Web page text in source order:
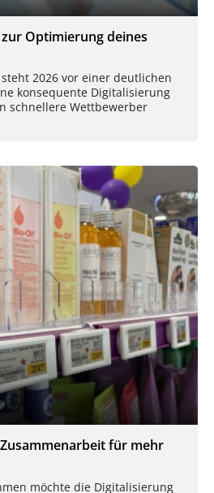
Optimierung deines
2026 vor einer deutlichen
konsequente Digitalisierung
schnellere Wettbewerber
für mehr
möchte die Digitalisierung